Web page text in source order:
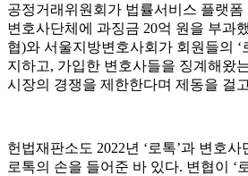
공정거래위원회가 법률서비스 플랫폼
변호사단체에 과징금 20억 원을 부과
협)와 서울지방변호사회가 회원들의 ‘
지하고, 가입한 변호사들을 징계해왔
시장의 경쟁을 제한한다며 제동을 걸
헌법재판소도 2022년 ‘로톡’과 변호
로톡의 손을 들어준 바 있다. 변협이 ‘